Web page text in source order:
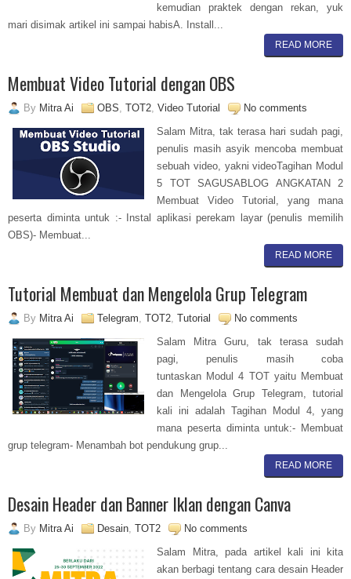
kemudian praktek dengan rekan, yuk
mari disimak artikel ini sampai habisA. Install...
READ MORE
Membuat Video Tutorial dengan OBS
By Mitra Ai OBS TOT2 Video Tutorial
No comments
Salam Mitra, tak terasa hari sudah pagi,
penulis masih asyik mencoba membuat
sebuah video, yakni videoTagihan Modul
5 TOT SAGUSABLOG ANGKATAN 2
Membuat Video Tutorial, yang mana
peserta diminta untuk :- Instal aplikasi perekam layar (penulis memilih
OBS)- Membuat...
READ MORE
Tutorial Membuat dan Mengelola Grup Telegram
By Mitra Ai Telegram TOT2 Tutorial
No comments
Salam Mitra Guru, tak terasa sudah
pagi, penulis masih coba
tuntaskan Modul 4 TOT yaitu Membuat
dan Mengelola Grup Telegram, tutorial
kali ini adalah Tagihan Modul 4, yang
mana peserta diminta untuk:- Membuat
grup telegram- Menambah bot pendukung grup...
READ MORE
Desain Header dan Banner Iklan dengan Canva
By Mitra Ai Desain TOT2
No comments
Salam Mitra, pada artikel kali ini kita
akan berbagi tentang cara desain Header